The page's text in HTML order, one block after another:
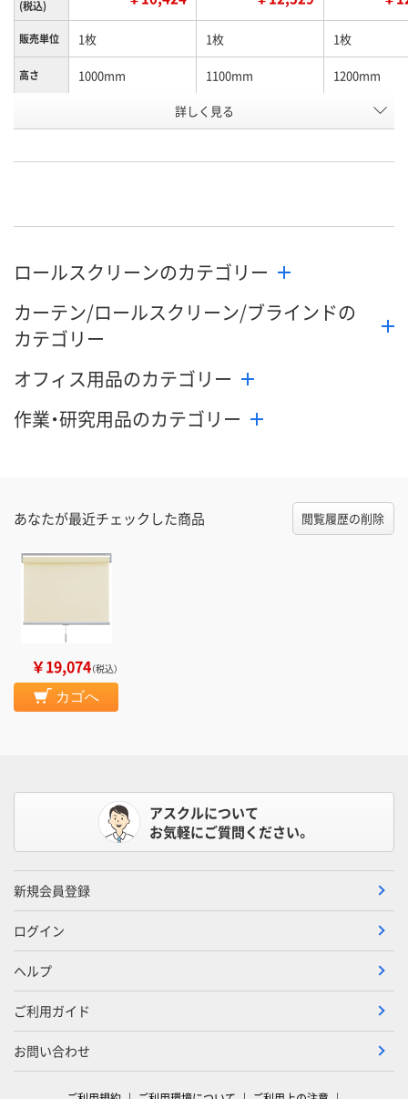
(税込)
販売単位 1枚 1枚 1枚
高さ 1000mm 1100mm 1200mm
P833524 P833523
カゴへ カゴへ
詳しく見る
ロールスクリーンのカテゴリー
カーテン/ロールスクリーン/ブラインドの
カテゴリー
オフィス用品のカテゴリー
作業・研究用品のカテゴリー
あなたが最近チェックした商品 閲覧履歴の削除
￥19,074（税込）
カゴへ
アスクルについて
お気軽にご質問ください。
新規会員登録
ログイン
ヘルプ
ご利用ガイド
お問い合わせ